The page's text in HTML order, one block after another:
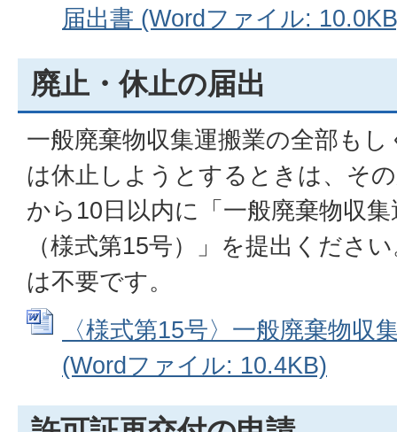
届出書 (Wordファイル:
廃止・休止の届出
一般廃棄物収集運搬業の全部も
は休止しようとするときは、そ
から10日以内に「一般廃棄物収
（様式第15号）」を提出くださ
は不要です。
〈様式第15号〉一般廃棄物収
(Wordファイル: 10.4KB)